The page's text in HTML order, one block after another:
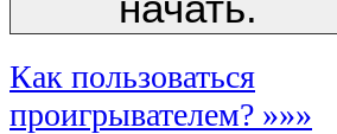
Как пользоваться
проигрывателем? »»»